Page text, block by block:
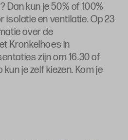
Dan kun je 50% of 100%
isolatie en ventilatie. Op 23
over de
Kronkelhoes in
zijn om 16.30 of
kun je zelf kiezen. Kom je